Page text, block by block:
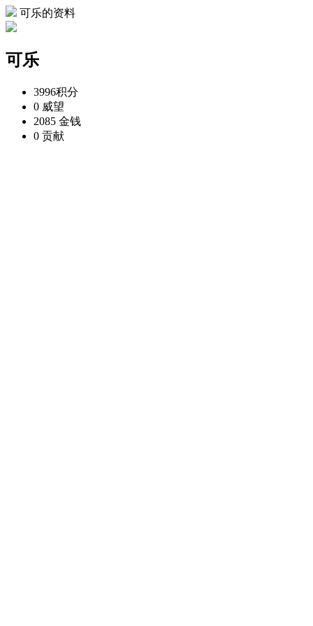
可乐的资料
可乐
3996积分
0 威望
2085 金钱
0 贡献